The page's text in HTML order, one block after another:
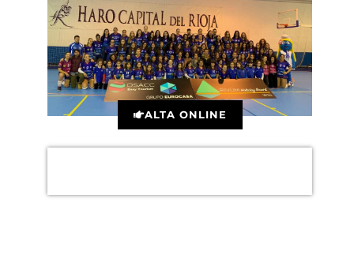
ALTA ONLINE